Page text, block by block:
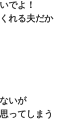
子目の前にいる
息子を名乗って
代金を出せ！」
達がする！」と
でよ！
れる夫だか
いが
ってしまう